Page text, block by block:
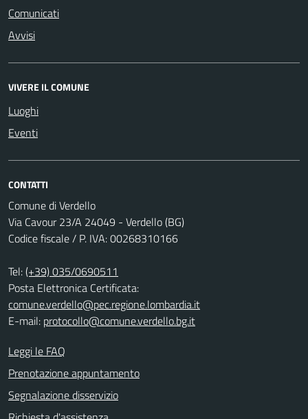
Comunicati
Avvisi
VIVERE IL COMUNE
Luoghi
Eventi
CONTATTI
Comune di Verdello
Via Cavour 23/A 24049 - Verdello (BG)
Codice fiscale / P. IVA: 00268310166
Tel:(+39) 035/0690511
Posta Elettronica Certificata:
comune.verdello@pec.regione.lombardia.it
E-mail: protocollo@comune.verdello.bg.it
Leggi le FAQ
Prenotazione appuntamento
Segnalazione disservizio